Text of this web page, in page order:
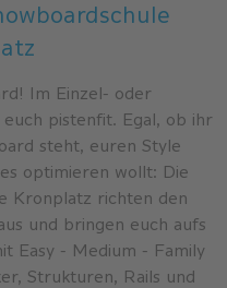
Im Einzel- oder
pistenfit. Egal, ob ihr
steht, euren Style
optimieren wollt: Die
Kronplatz richten den
und bringen euch aufs
Easy - Medium - Family
Strukturen, Rails und